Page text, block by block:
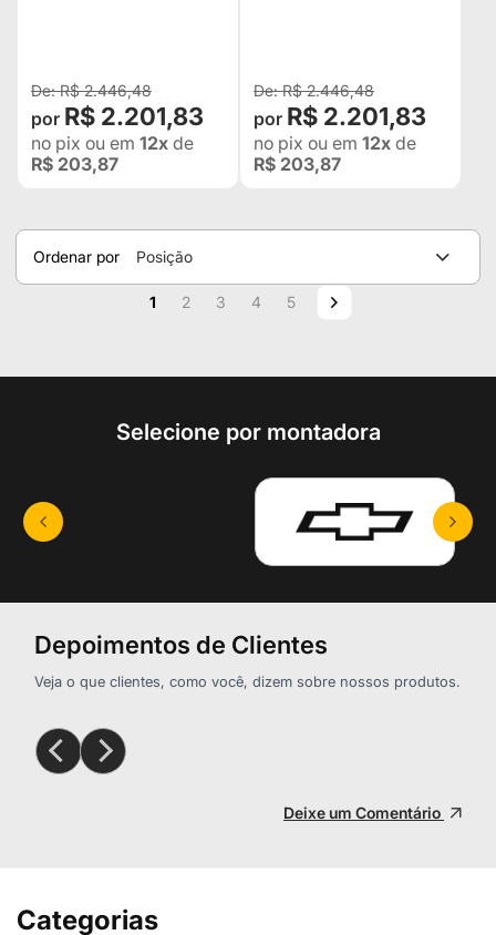
R$ 2.446,48
R$ 2.201,83
no pix ou em 12x de
R$ 203,87
R$ 2.446,48
R$ 2.201,83
no pix ou em 12x de
R$ 203,87
Ordenar por
Posição
Página
Você esta lendo a pagina
1 Página
2 Página
3 Página
4 Página
5 Página
Próximo
Selecione por montadora
Depoimentos de Clientes
Veja o que clientes, como você, dizem sobre nossos produtos.
Deixe um Comentário
Categorias